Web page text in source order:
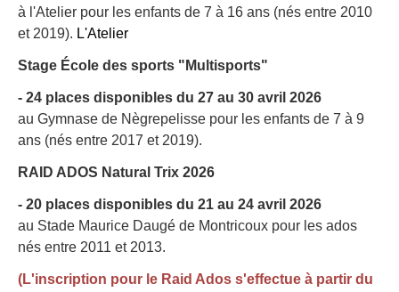
à l'Atelier pour les enfants de 7 à 16 ans (nés entre 2010
et 2019). L'Atelier
Stage École des sports "Multisports"
- 24 places disponibles du 27 au 30 avril 2026
au Gymnase de Nègrepelisse pour les enfants de 7 à 9
ans (nés entre 2017 et 2019).
RAID ADOS Natural Trix 2026
- 20 places disponibles du 21 au 24 avril 2026
au Stade Maurice Daugé de Montricoux pour les ados
nés entre 2011 et 2013.
(L'inscription pour le Raid Ados s'effectue à partir du